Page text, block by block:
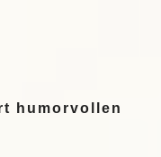
humorvollen